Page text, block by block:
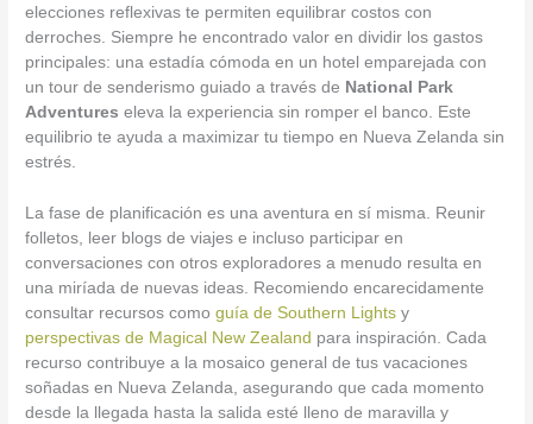
elecciones reflexivas te permiten equilibrar costos con
derroches. Siempre he encontrado valor en dividir los gastos
principales: una estadía cómoda en un hotel emparejada con
un tour de senderismo guiado a través de National Park
Adventures eleva la experiencia sin romper el banco. Este
equilibrio te ayuda a maximizar tu tiempo en Nueva Zelanda sin
estrés.
La fase de planificación es una aventura en sí misma. Reunir
folletos, leer blogs de viajes e incluso participar en
conversaciones con otros exploradores a menudo resulta en
una miríada de nuevas ideas. Recomiendo encarecidamente
consultar recursos comoguía de Southern Lights y
perspectivas de Magical New Zealand para inspiración. Cada
recurso contribuye a la mosaico general de tus vacaciones
soñadas en Nueva Zelanda, asegurando que cada momento
desde la llegada hasta la salida esté lleno de maravilla y